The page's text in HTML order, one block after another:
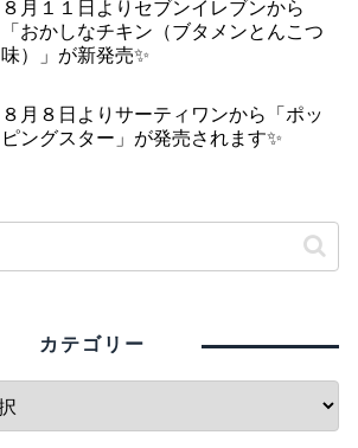
８月１１日よりセブンイレブンから
「おかしなチキン（ブタメンとんこつ
味）」が新発売✨
８月８日よりサーティワンから「ポッ
ピングスター」が発売されます✨
カテゴリー